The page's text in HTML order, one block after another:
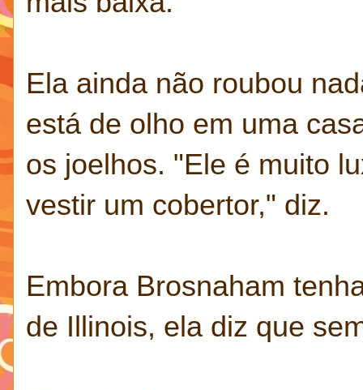
Ela ainda não roubou
está de olho em uma
os joelhos. "Ele é muito
vestir um cobertor," diz.
Embora Brosnaham
de Illinois, ela diz que